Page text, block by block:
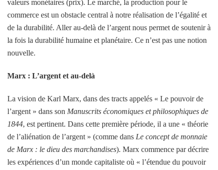
valeurs monétaires (prix). Le marché, la production pour le
commerce est un obstacle central à notre réalisation de l’égalité et
de la durabilité. Aller au-delà de l’argent nous permet de soutenir à
la fois la durabilité humaine et planétaire. Ce n’est pas une notion
nouvelle.
Marx : L’argent et au-delà
La vision de Karl Marx, dans des tracts appelés « Le pouvoir de
l’argent » dans son Manuscrits économiques et philosophiques de
1844, est pertinent. Dans cette première période, il a une « théorie
de l’aliénation de l’argent » (comme dans Le concept de monnaie
de Marx : le dieu des marchandises). Marx commence par décrire
les expériences d’un monde capitaliste où « l’étendue du pouvoir